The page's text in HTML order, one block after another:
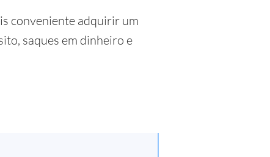
conveniente adquirir um
saques em dinheiro e